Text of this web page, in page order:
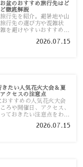
盆のおすすめ旅行先はど
徹底解説
行先を紹介。避暑地や山
行先の選び方や混雑状
を避けやすいおすすめス
2026.07.15
たい人気花火大会＆夏
クセスの注意点
すすめの人気花火大会
ろや開催日、アクセス、
ておきたい注意点をわか
2026.07.15